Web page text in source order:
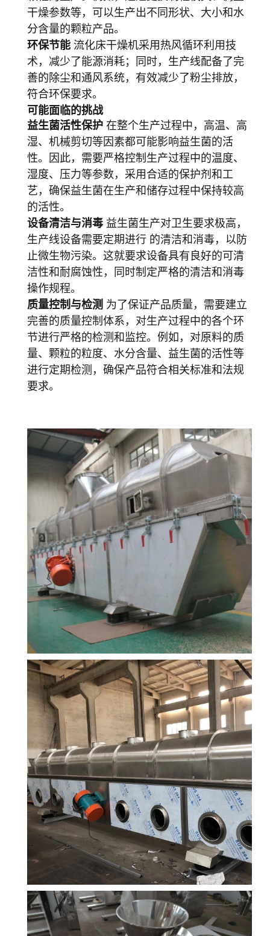
干燥参数等，可以生产出不同形状、大小和水
分含量的颗粒产品。
环保节能 流化床干燥机采用热风循环利用技
术，减少了能源消耗；同时，生产线配备了完
善的除尘和通风系统，有效减少了粉尘排放，
符合环保要求。
可能面临的挑战
益生菌活性保护 在整个生产过程中，高温、高
湿、机械剪切等因素都可能影响益生菌的活
性。因此，需要严格控制生产过程中的温度、
湿度、压力等参数，采用合适的保护剂和工
艺，确保益生菌在生产和储存过程中保持较高
的活性。
设备清洁与消毒 益生菌生产对卫生要求极高，
生产线设备需要定期进行 的清洁和消毒，以防
止微生物污染。这就要求设备具有良好的可清
洁性和耐腐蚀性，同时制定严格的清洁和消毒
操作规程。
质量控制与检测 为了保证产品质量，需要建立
完善的质量控制体系，对生产过程中的各个环
节进行严格的检测和监控。例如，对原料的质
量、颗粒的粒度、水分含量、益生菌的活性等
进行定期检测，确保产品符合相关标准和法规
要求。